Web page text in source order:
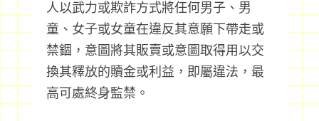
人以武力或欺詐方式將任何男子、男
童、女子或女童在違反其意願下帶走或
禁錮，意圖將其販賣或意圖取得用以交
換其釋放的贖金或利益，即屬違法，最
高可處終身監禁。